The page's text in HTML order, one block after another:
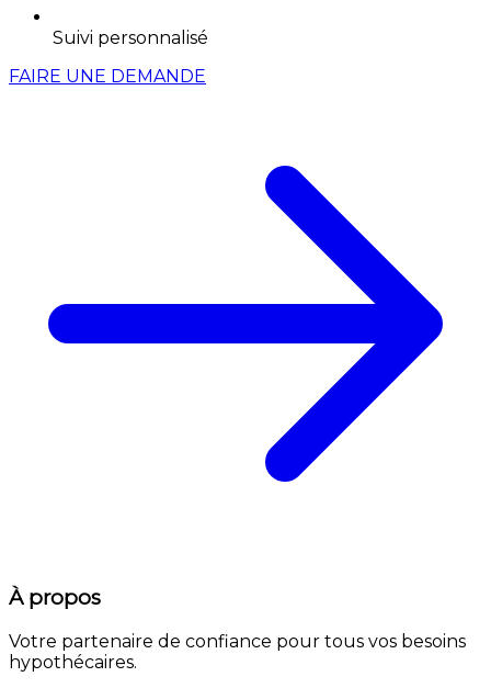
Suivi personnalisé
FAIRE UNE DEMANDE
À propos
Votre partenaire de confiance pour tous vos besoins
hypothécaires.